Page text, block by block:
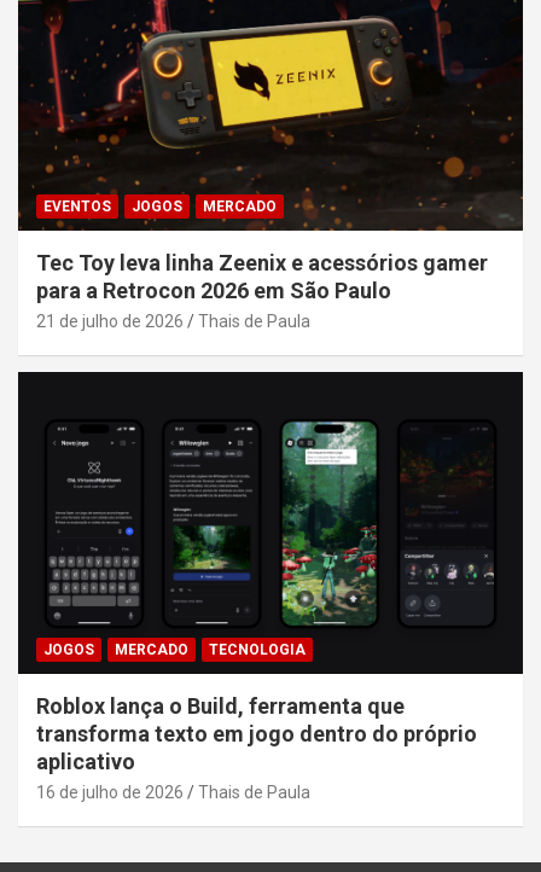
EVENTOS JOGOS MERCADO
Tec Toy leva linha Zeenix e acessórios gamer
para a Retrocon 2026 em São Paulo
21 de julho de 2026 Thais de Paula
JOGOS MERCADO TECNOLOGIA
Roblox lança o Build, ferramenta que
transforma texto em jogo dentro do próprio
aplicativo
16 de julho de 2026 Thais de Paula